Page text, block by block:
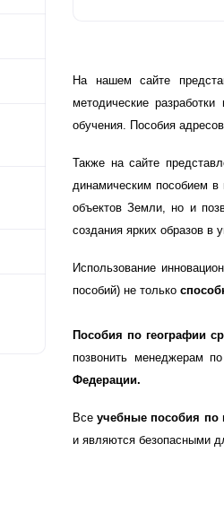
На нашем сайте
методические
обучения. Пособия
Также на сайте
динамическим пособием в
объектов Земли, но и
создания ярких образов в
Использование
пособий) не только
Пособия по географии
позвонить менеджерам
Федерации.
Всеучебные пособия по
и являются безопасными